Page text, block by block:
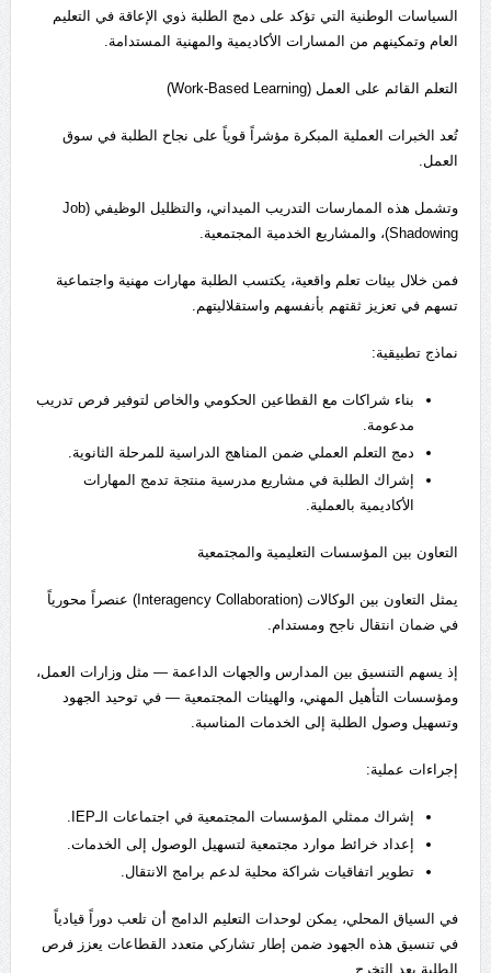
السياسات الوطنية التي تؤكد على دمج الطلبة ذوي الإعاقة في التعليم
العام وتمكينهم من المسارات الأكاديمية والمهنية المستدامة.
التعلم القائم على العمل (Work-Based Learning)
تُعد الخبرات العملية المبكرة مؤشراً قوياً على نجاح الطلبة في سوق
العمل.
وتشمل هذه الممارسات التدريب الميداني، والتظليل الوظيفي (Job
Shadowing)، والمشاريع الخدمية المجتمعية.
فمن خلال بيئات تعلم واقعية، يكتسب الطلبة مهارات مهنية واجتماعية
تسهم في تعزيز ثقتهم بأنفسهم واستقلاليتهم.
نماذج تطبيقية:
بناء شراكات مع القطاعين الحكومي والخاص لتوفير فرص تدريب
مدعومة.
دمج التعلم العملي ضمن المناهج الدراسية للمرحلة الثانوية.
إشراك الطلبة في مشاريع مدرسية منتجة تدمج المهارات
الأكاديمية بالعملية.
التعاون بين المؤسسات التعليمية والمجتمعية
يمثل التعاون بين الوكالات (Interagency Collaboration) عنصراً محورياً
في ضمان انتقال ناجح ومستدام.
إذ يسهم التنسيق بين المدارس والجهات الداعمة — مثل وزارات العمل،
ومؤسسات التأهيل المهني، والهيئات المجتمعية — في توحيد الجهود
وتسهيل وصول الطلبة إلى الخدمات المناسبة.
إجراءات عملية:
إشراك ممثلي المؤسسات المجتمعية في اجتماعات الـIEP.
إعداد خرائط موارد مجتمعية لتسهيل الوصول إلى الخدمات.
تطوير اتفاقيات شراكة محلية لدعم برامج الانتقال.
في السياق المحلي، يمكن لوحدات التعليم الدامج أن تلعب دوراً قيادياً
في تنسيق هذه الجهود ضمن إطار تشاركي متعدد القطاعات يعزز فرص
الطلبة بعد التخرج.